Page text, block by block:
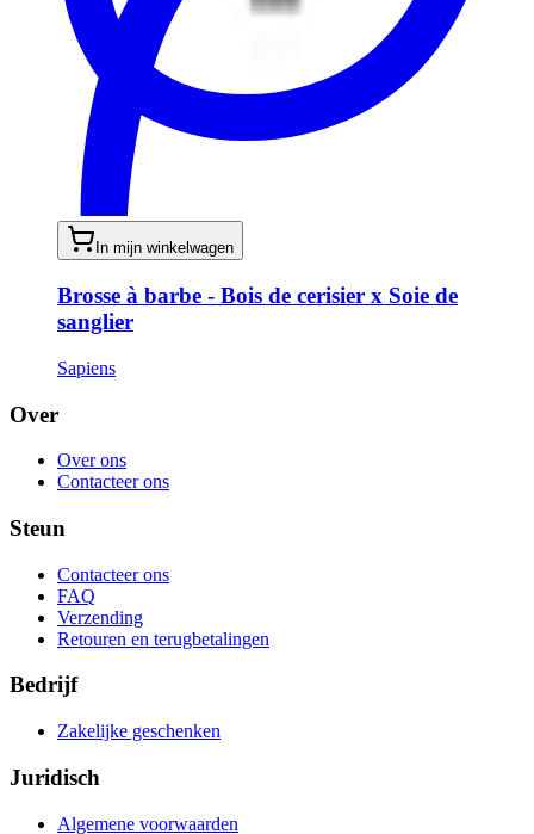
In mijn winkelwagen
Brosse à barbe - Bois de cerisier x Soie de
sanglier
Sapiens
Over
Over ons
Contacteer ons
Steun
Contacteer ons
FAQ
Verzending
Retouren en terugbetalingen
Bedrijf
Zakelijke geschenken
Juridisch
Algemene voorwaarden